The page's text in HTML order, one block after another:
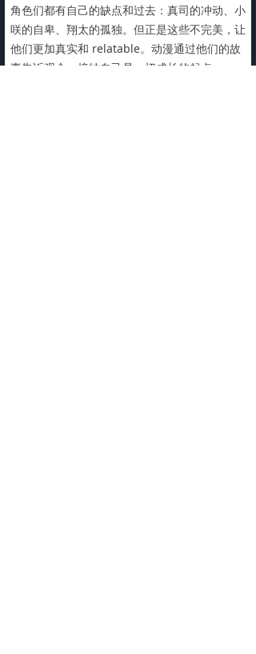
角色们都有自己的缺点和过去：真司的冲动、小
咲的自卑、翔太的孤独。但正是这些不完美，让
他们更加真实和 relatable。动漫通过他们的故
事告诉观众，接纳自己是一切成长的起点。